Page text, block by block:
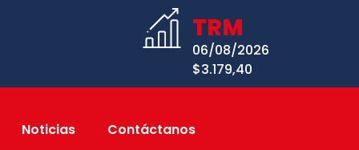
TRM
06/08/2026
$3.179,40
Noticias Contáctanos